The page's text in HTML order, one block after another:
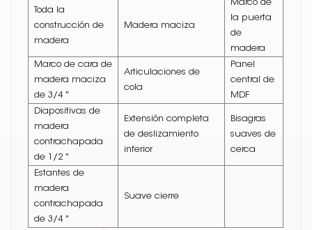
Toda la
construcción de
madera
Madera maciza
Marco de
la puerta
de
madera
Marco de cara de
madera maciza
de 3/4 "
Articulaciones de
cola
Panel
central de
MDF
Diapositivas de
madera
contrachapada
de 1/2 "
Extensión completa
de deslizamiento
inferior
Bisagras
suaves de
cerca
Estantes de
madera
contrachapada
de 3/4 "
Suave cierre